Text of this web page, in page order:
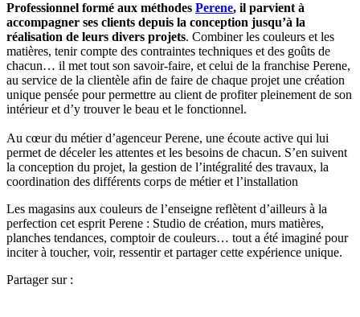
Professionnel formé aux méthodes Perene, il parvient à
accompagner ses clients depuis la conception jusqu’à la
réalisation de leurs divers projets. Combiner les couleurs et les
matières, tenir compte des contraintes techniques et des goûts de
chacun… il met tout son savoir-faire, et celui de la franchise Perene,
au service de la clientèle afin de faire de chaque projet une création
unique pensée pour permettre au client de profiter pleinement de son
intérieur et d’y trouver le beau et le fonctionnel.
Au cœur du métier d’agenceur Perene, une écoute active qui lui
permet de déceler les attentes et les besoins de chacun. S’en suivent
la conception du projet, la gestion de l’intégralité des travaux, la
coordination des différents corps de métier et l’installation
Les magasins aux couleurs de l’enseigne reflètent d’ailleurs à la
perfection cet esprit Perene : Studio de création, murs matières,
planches tendances, comptoir de couleurs… tout a été imaginé pour
inciter à toucher, voir, ressentir et partager cette expérience unique.
Partager sur :